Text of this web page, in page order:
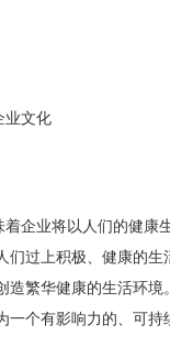
业文化
企业将以人们的健
过上积极、健康的生
繁华健康的生活环
个有影响力的、可